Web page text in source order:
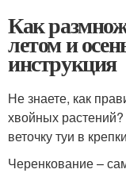
Как
летом и
инструкция
Не знаете, как
хвойных
веточку туи в
Черенкование –